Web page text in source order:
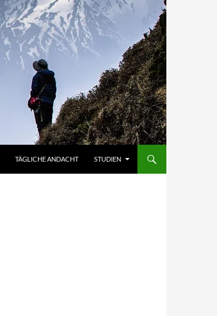
TÄGLICHE ANDACHT STUDIEN